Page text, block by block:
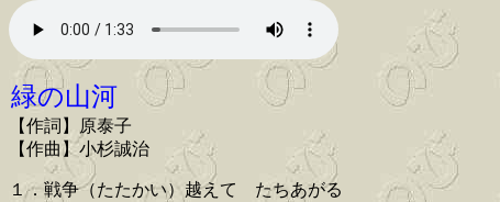
緑の山河
【作詞】原泰子
【作曲】小杉誠治
１．戦争（たたかい）越えて たちあがる